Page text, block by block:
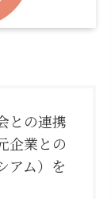
との連携
企業との
アム）を